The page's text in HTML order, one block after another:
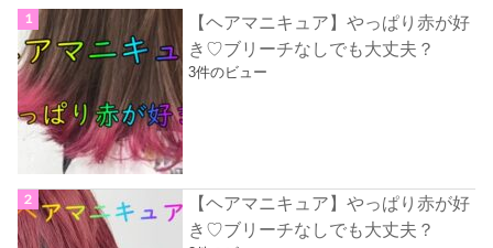
【ヘアマニキュア】やっぱり赤が好
き♡ブリーチなしでも大丈夫？
3件のビュー
【ヘアマニキュア】やっぱり赤が好
き♡ブリーチなしでも大丈夫？